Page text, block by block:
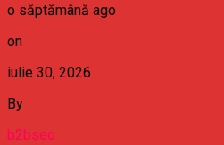
o săptămână ago
on
iulie 30, 2026
By
b2bseo